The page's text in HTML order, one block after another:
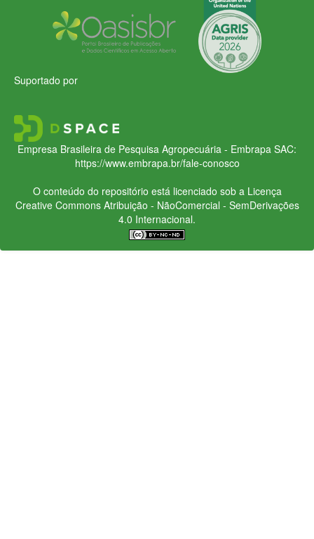
Suportado por
Empresa Brasileira de Pesquisa Agropecuária - Embrapa SAC:
https://www.embrapa.br/fale-conosco
O conteúdo do repositório está licenciado sob a Licença
Creative CommonsAtribuição - NãoComercial - SemDerivações
4.0 Internacional.